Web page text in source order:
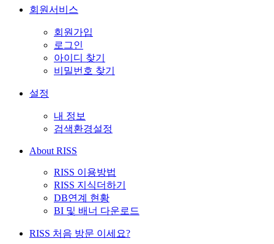
회원서비스
회원가입
로그인
아이디 찾기
비밀번호 찾기
설정
내 정보
검색환경설정
About RISS
RISS 이용방법
RISS 지식더하기
DB연계 현황
BI 및 배너 다운로드
RISS 처음 방문 이세요?